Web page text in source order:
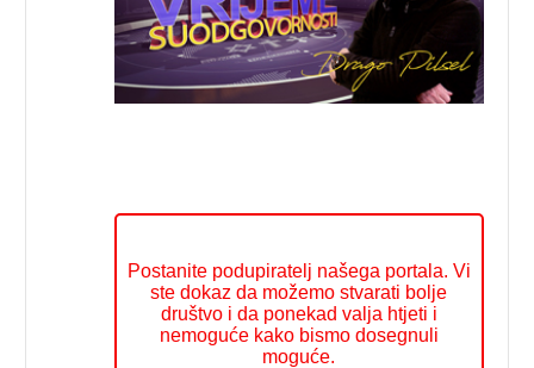
Postanite podupiratelj našega portala. Vi
ste dokaz da možemo stvarati bolje
društvo i da ponekad valja htjeti i
nemoguće kako bismo dosegnuli
moguće.